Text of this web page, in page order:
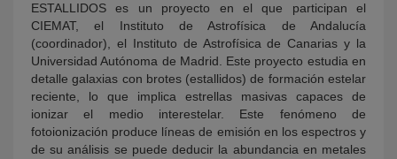
ESTALLIDOS es un proyecto en el que participan el
CIEMAT, el Instituto de Astrofísica de Andalucía
(coordinador), el Instituto de Astrofísica de Canarias y la
Universidad Autónoma de Madrid. Este proyecto estudia en
detalle galaxias con brotes (estallidos) de formación estelar
reciente, lo que implica estrellas masivas capaces de
ionizar el medio interestelar. Este fenómeno de
fotoionización produce líneas de emisión en los espectros y
de su análisis se puede deducir la abundancia en metales